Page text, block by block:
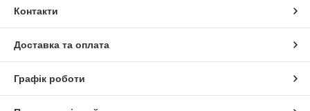
Контакти
Доставка та оплата
Графік роботи